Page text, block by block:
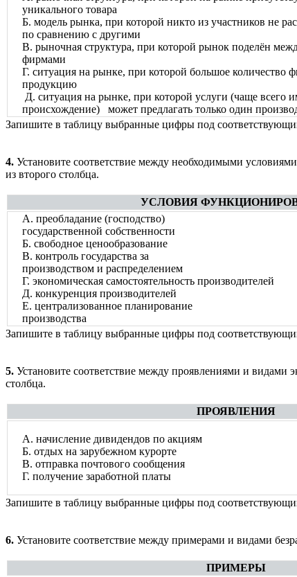
уникального товара
Б. модель рынка, при которой никто из участников не
по сравнению с другими
В. рыночная структура, при которой рынок поделён
фирмами
Г. ситуация на рынке, при которой большое количество
продукцию
Д. ситуация на рынке, при которой услуги (чаще всего
происхождение) может предлагать только один
Запишите в таблицу выбранные цифры под
4. Установите соответствие между необходимыми
из второго столбца.
УСЛОВИЯ
А. преобладание (господство)
государственной собственности
Б. свободное ценообразование
В. контроль государства за
производством и распределением
Г. экономическая самостоятельность производителей
Д. конкуренция производителей
Е. централизованное планирование
производства
Запишите в таблицу выбранные цифры под
5. Установите соответствие между проявлениями и видами
столбца.
ПРОЯВЛЕНИЯ
А. начисление дивидендов по акциям
Б. отдых на зарубежном курорте
В. отправка почтового сообщения
Г. получение заработной платы
Запишите в таблицу выбранные цифры под
6. Установите соответствие между примерами и видами
ПРИМЕРЫ